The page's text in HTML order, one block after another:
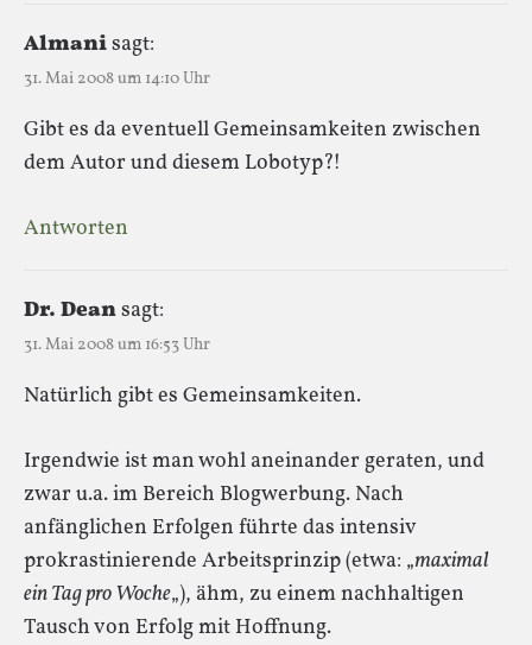
Almanisagt:
31. Mai 2008 um 14:10 Uhr
Gibt es da eventuell Gemeinsamkeiten zwischen
dem Autor und diesem Lobotyp?!
Antworten
Dr. Deansagt:
31. Mai 2008 um 16:53 Uhr
Natürlich gibt es Gemeinsamkeiten.
Irgendwie ist man wohl aneinander geraten, und
zwar u.a. im Bereich Blogwerbung. Nach
anfänglichen Erfolgen führte das intensiv
prokrastinierende Arbeitsprinzip (etwa: „maximal
ein Tag pro Woche„), ähm, zu einem nachhaltigen
Tausch von Erfolg mit Hoffnung.